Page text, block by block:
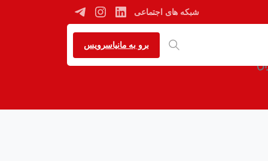
شبکه های اجتماعی
برو به مانیاسرویس